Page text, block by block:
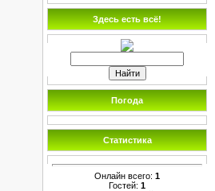
Здесь есть всё!
Погода
Статистика
Онлайн всего: 1
Гостей: 1